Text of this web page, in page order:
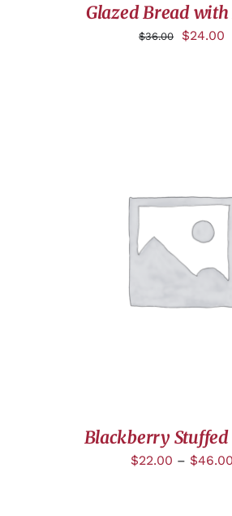
Glazed Bread
$36.00 $24.00
DÉTAILS
Blackberry
$22.00 – $46.00